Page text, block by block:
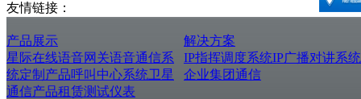
友情链接：
产品展示
星际在线语音网关语音通信系
统定制产品呼叫中心系统卫星
通信产品租赁测试仪表
解决方案
IP指挥调度系统IP广播对讲系统
企业集团通信